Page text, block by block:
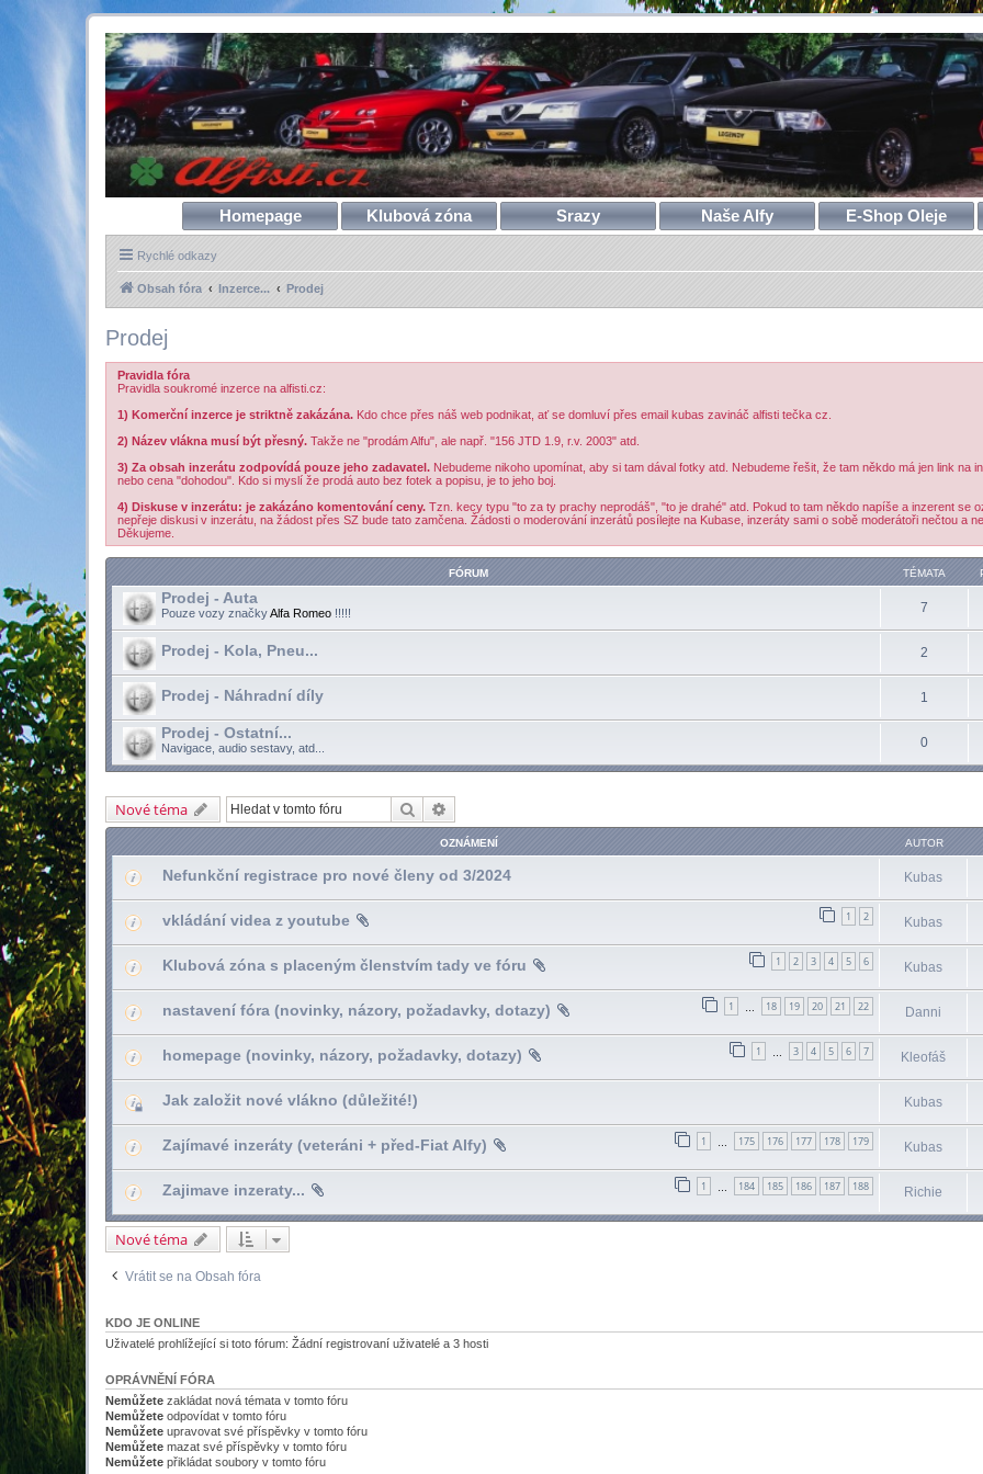
Homepage Klubová zóna Srazy Naše Alfy E-Shop Oleje
Rychlé odkazy
Obsah fóra Inzerce... Prodej
Prodej
Pravidla fóra
Pravidla soukromé inzerce na alfisti.cz:
1) Komerční inzerce je striktně zakázána. Kdo chce přes náš web podnikat, ať se domluví přes email kubas zavináč alfisti tečka cz.
2) Název vlákna musí být přesný. Takže ne "prodám Alfu", ale např. "156 JTD 1.9, r.v. 2003" atd.
3) Za obsah inzerátu zodpovídá pouze jeho zadavatel. Nebudeme nikoho upomínat, aby si tam dával fotky atd. Nebudeme řešit, že tam někdo má jen link na
nebo cena "dohodou". Kdo si myslí že prodá auto bez fotek a popisu, je to jeho boj.
4) Diskuse v inzerátu: je zakázáno komentování ceny. Tzn. kecy typu "to za ty prachy neprodáš", "to je drahé" atd. Pokud to tam někdo napíše a inzerent se
nepřeje diskusi v inzerátu, na žádost přes SZ bude tato zamčena. Žádosti o moderování inzerátů posílejte na Kubase, inzeráty sami o sobě moderátoři nečtou a
Děkujeme.
FÓRUM TÉMATA
Prodej - Auta
Pouze vozy značkyAlfa Romeo !!!!! 7
Prodej - Kola, Pneu... 2
Prodej - Náhradní díly 1
Prodej - Ostatní...
Navigace, audio sestavy, atd... 0
Nové téma Hledat
OZNÁMENÍ AUTOR
Nefunkční registrace pro nové členy od 3/2024 Kubas
1 2
vkládání videa z youtube Kubas
1 2 3 4 5 6
Klubová zóna s placeným členstvím tady ve fóru Kubas
1 18 19 20 21 22
nastavení fóra (novinky, názory, požadavky, dotazy) Danni
1 3 4 5 6 7
homepage (novinky, názory, požadavky, dotazy) Kleofáš
Jak založit nové vlákno (důležité!) Kubas
1 175 176 177 178 179
Zajímavé inzeráty (veteráni + před-Fiat Alfy) Kubas
1 184 185 186 187 188
Zajimave inzeraty... Richie
Nové téma
Vrátit se na Obsah fóra
KDO JE ONLINE
Uživatelé prohlížející si toto fórum: Žádní registrovaní uživatelé a 3 hosti
OPRÁVNĚNÍ FÓRA
Nemůžete zakládat nová témata v tomto fóru
Nemůžete odpovídat v tomto fóru
Nemůžete upravovat své příspěvky v tomto fóru
Nemůžete mazat své příspěvky v tomto fóru
Nemůžete přikládat soubory v tomto fóru